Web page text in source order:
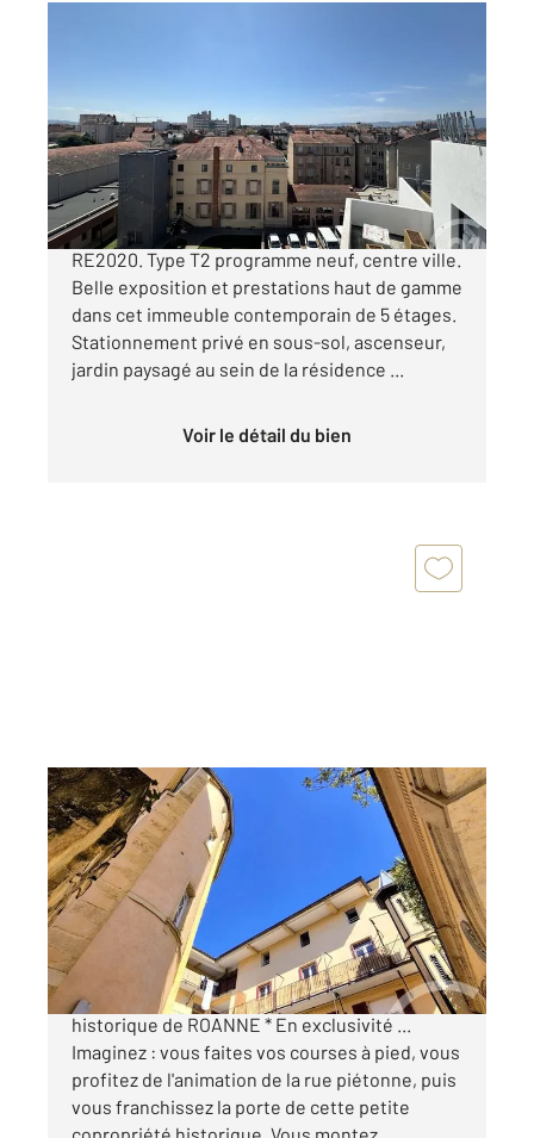
Appartement F2 à vendre
140 500 €
Appartement neuf à vendre à Roanne normes
RE2020. Type T2 programme neuf, centre ville.
Belle exposition et prestations haut de gamme
dans cet immeuble contemporain de 5 étages.
Stationnement privé en sous-sol, ascenseur,
jardin paysagé au sein de la résidence ...
Voir le détail du bien
ROANNE 42
135 m2, 4 pièces
Ref : 6075
Appartement T4 à vendre
212 000 €
*Vivre au dernier étage, au-dessus du centre
historique de ROANNE * En exclusivité ...
Imaginez : vous faites vos courses à pied, vous
profitez de l'animation de la rue piétonne, puis
vous franchissez la porte de cette petite